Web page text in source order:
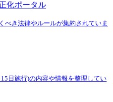
化ポータル
べき法律やルールが集約されていま
日施行)の内容や情報を整理してい